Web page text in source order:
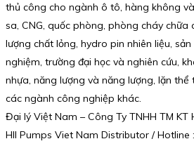
thủ công cho ngành ô tô, hàng không
sa, CNG, quốc phòng, phòng cháy chữa
lượng chất lỏng, hydro pin nhiên liệu,
nghiệm, trường đại học và nghiên cứu,
nhựa, năng lượng và năng lượng, lặn
các ngành công nghiệp khác.
Đại lý Việt Nam – Công Ty TNHH TM KT
HII Pumps Viet Nam Distributor / Hotline